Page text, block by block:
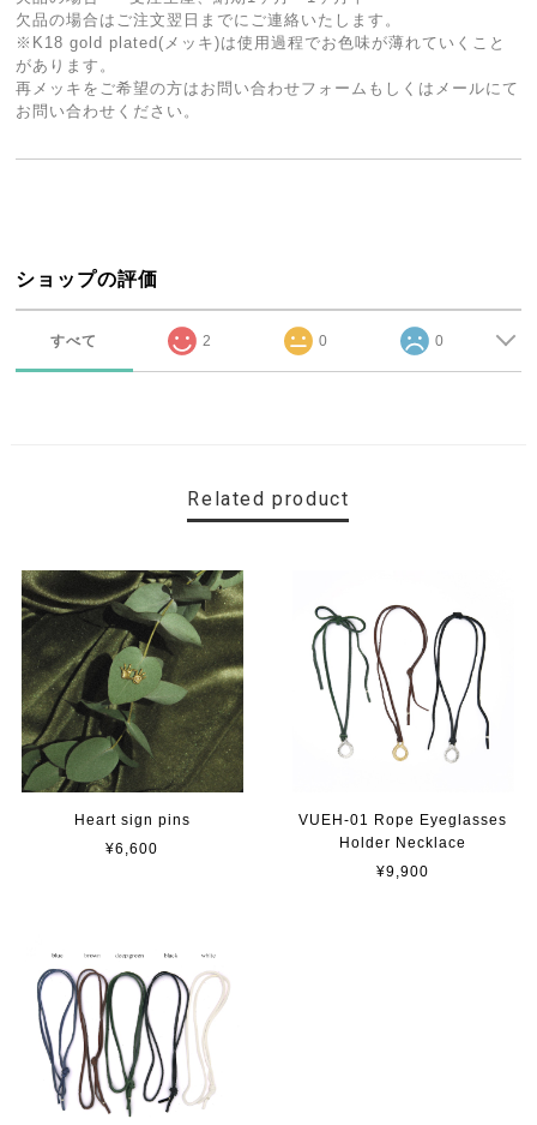
欠品の場合はご注文翌日までにご連絡いたします。
※K18 gold plated(メッキ)は使用過程でお色味が薄れていくこと
があります。
再メッキをご希望の方はお問い合わせフォームもしくはメールにて
お問い合わせください。
ショップの評価
すべて 2 0 0
Related product
Heart sign pins
¥6,600
VUEH-01 Rope Eyeglasses
Holder Necklace
¥9,900